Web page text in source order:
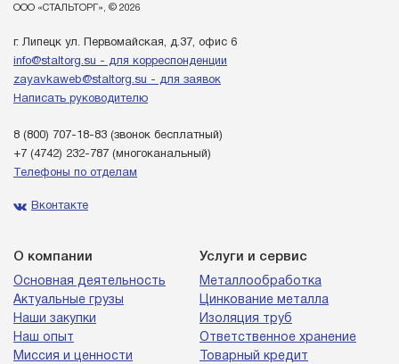
ООО «СТАЛЬТОРГ», © 2026
г. Липецк ул. Первомайская, д.37, офис 6
info@staltorg.su - для корреспонденции
zayavkaweb@staltorg.su - для заявок
Написать руководителю
8 (800) 707-18-83 (звонок бесплатный)
+7 (4742) 232-787 (многоканальный)
Телефоны по отделам
Вконтакте
О компании
Основная деятельность
Актуальные грузы
Наши закупки
Наш опыт
Миссия и ценности
Услуги и сервис
Металлообработка
Цинкование металла
Изоляция труб
Ответственное хранение
Товарный кредит